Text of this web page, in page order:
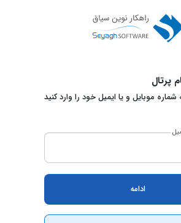
پرتال
شماره موبایل و یا ایمیل خود را وارد کنید